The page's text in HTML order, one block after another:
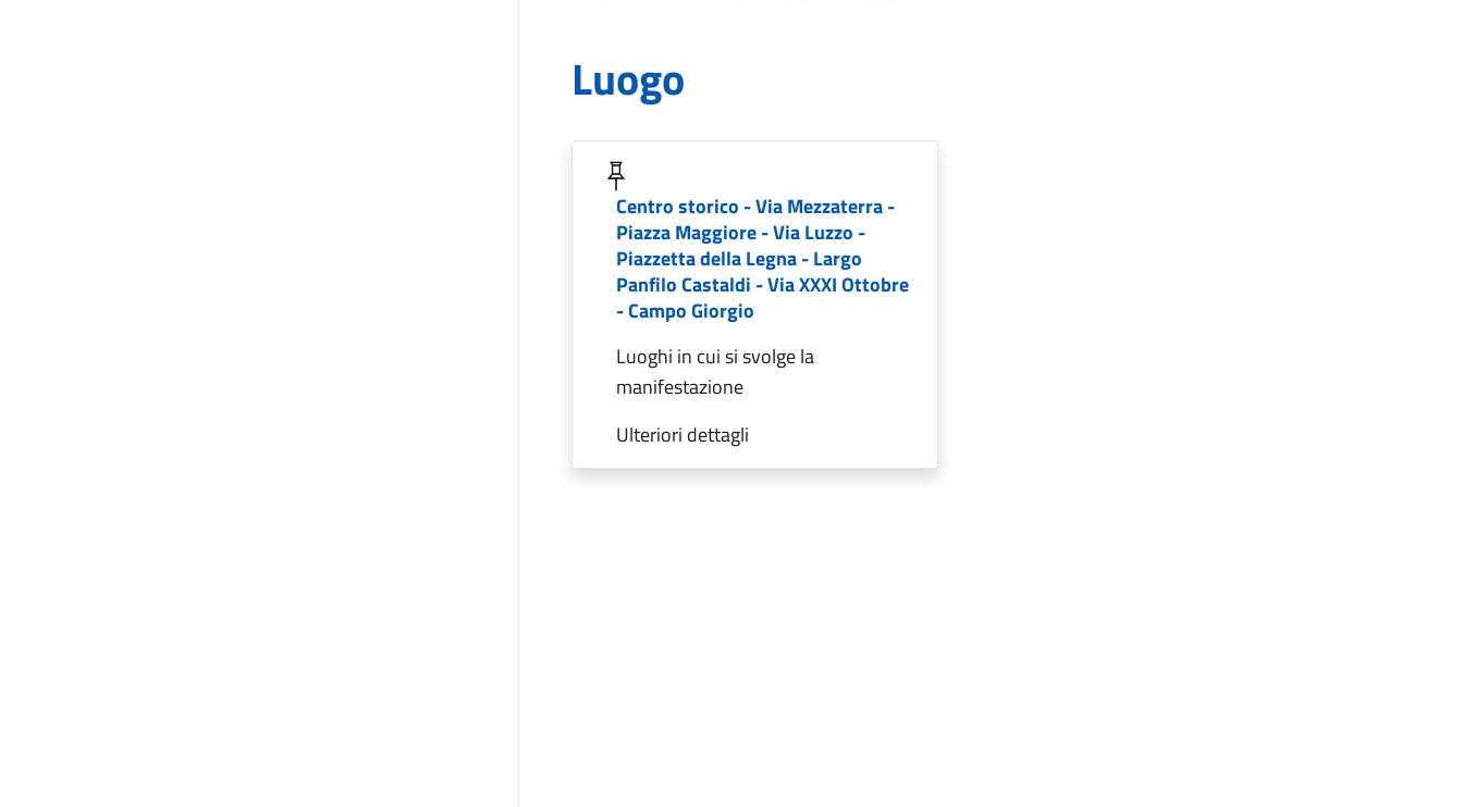
Luogo
Centro storico - Via Mezzaterra -
Piazza Maggiore - Via Luzzo -
Piazzetta della Legna - Largo
Panfilo Castaldi - Via XXXI Ottobre
- Campo Giorgio
Luoghi in cui si svolge la
manifestazione
Ulteriori dettagli